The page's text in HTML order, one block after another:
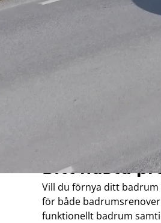
VI ÄR EXPERTER I
Ditt nästa
Vill du förnya ditt badrum
för både
funktionellt badrum